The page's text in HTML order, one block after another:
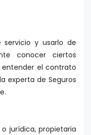
y usarlo de
conocer ciertos
el contrato
experta de Seguros
jurídica, propietaria